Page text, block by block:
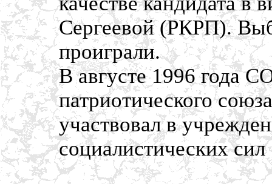
Сергеевой (РКРП).
проиграли.
В августе 1996 года
патриотического
участвовал в
социалистических